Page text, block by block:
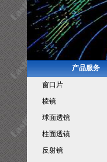
产品服务
窗口片
棱镜
球面透镜
柱面透镜
反射镜